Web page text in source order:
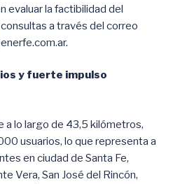
evaluar la factibilidad del
a través del correo
y fuerte impulso
a lo largo de 43,5 kilómetros,
usuarios, lo que representa a
en ciudad de Santa Fe,
Vera, San José del Rincón,